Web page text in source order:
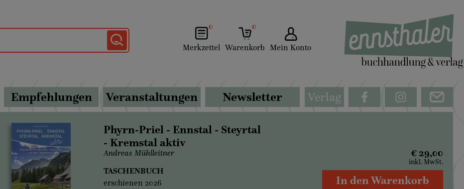
0
Merkzettel
0
Warenkorb Mein Konto
Empfehlungen Veranstaltungen Newsletter Verlag
Phyrn-Priel - Ennstal - Steyrtal
- Kremstal aktiv
Andreas Mühlleitner
TASCHENBUCH
erschienen 2026
€ 29,00
inkl. MwSt.
In den Warenkorb